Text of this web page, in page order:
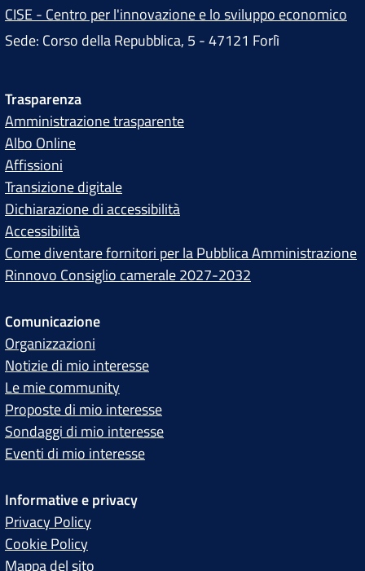
CISE - Centro per l'innovazione e lo sviluppo economico
Sede: Corso della Repubblica, 5 - 47121 Forlì
Trasparenza
Amministrazione trasparente
Albo Online
Affissioni
Transizione digitale
Dichiarazione di accessibilità
Accessibilità
Come diventare fornitori per la Pubblica Amministrazione
Rinnovo Consiglio camerale 2027-2032
Comunicazione
Organizzazioni
Notizie di mio interesse
Le mie community
Proposte di mio interesse
Sondaggi di mio interesse
Eventi di mio interesse
Informative e privacy
Privacy Policy
Cookie Policy
Mappa del sito